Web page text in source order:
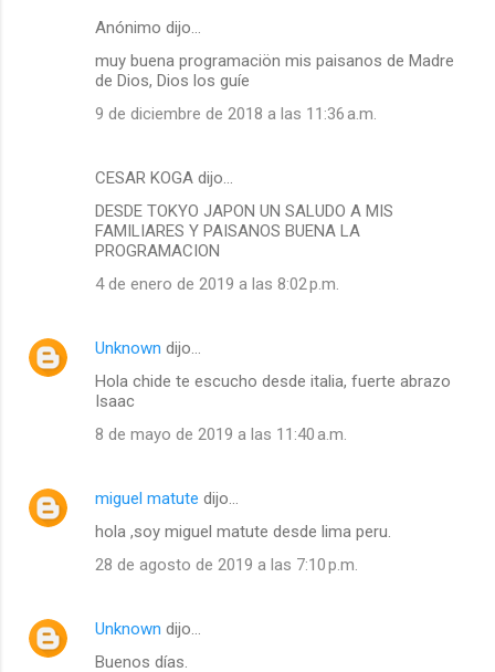
Anónimo dijo…
muy buena programaciön mis paisanos de Madre
de Dios, Dios los guíe
9 de diciembre de 2018 a las 11:36 a.m.
CESAR KOGA dijo…
DESDE TOKYO JAPON UN SALUDO A MIS
FAMILIARES Y PAISANOS BUENA LA
PROGRAMACION
4 de enero de 2019 a las 8:02 p.m.
Unknown dijo…
Hola chide te escucho desde italia, fuerte abrazo
Isaac
8 de mayo de 2019 a las 11:40 a.m.
miguel matute dijo…
hola ,soy miguel matute desde lima peru.
28 de agosto de 2019 a las 7:10 p.m.
Unknown dijo…
Buenos días.